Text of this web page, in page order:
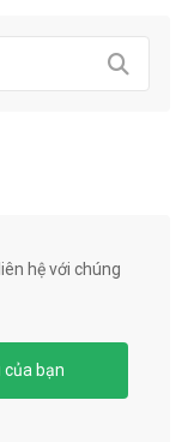
hệ với chúng
của bạn